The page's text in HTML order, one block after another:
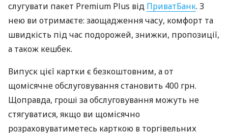
слугувати пакет Premium Plus від ПриватБанк. З
нею ви отримаєте: заощадження часу, комфорт та
швидкість під час подорожей, знижки, пропозиції,
а також кешбек.
Випуск цієї картки є безкоштовним, а от
щомісячне обслуговування становить 400 грн.
Щоправда, гроші за обслуговування можуть не
стягуватися, якщо ви щомісячно
розраховуватиметесь карткою в торгівельних